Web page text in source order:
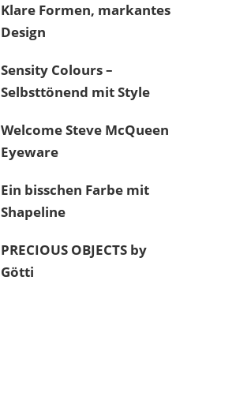
Klare Formen, markantes
Design
Sensity Colours –
Selbsttönend mit Style
Welcome Steve McQueen
Eyeware
Ein bisschen Farbe mit
Shapeline
PRECIOUS OBJECTS by
Götti